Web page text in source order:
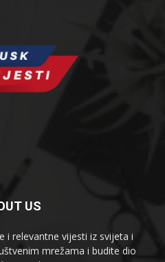
US
i relevantne vijesti iz svijeta i
mrežama i budite dio